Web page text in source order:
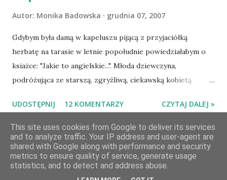
Autor: Monika Badowska grudnia 07, 2007
Gdybym była damą w kapeluszu pijącą z przyjaciółką
herbatę na tarasie w letnie popołudnie powiedziałabym o
ksiażce: "Jakie to angielskie...". Młoda dziewczyna,
podróżująca ze starszą, zgryźliwą, ciekawską kobietą
de Wintera, właściciela uroczej posiadłości Manderley,
owdowiałego przed niespełna rokiem. Gdy starsza pani
choruje, Maxim zaczyna opiekować się dziewczyną, a w
dniu, w którym obie panie zamierzaja opuścić Monte Carlo,
prosi ją o rękę. Młoda pani de Winter ma kłopoty z
UDOSTĘPNIJ 12 KOMENTARZY CZYTAJ DALEJ »
Obsługiwane przez usługę Blogger
This site uses cookies from Google to deliver its services
and to analyze traffic. Your IP address and user-agent are
shared with Google along with performance and security
metrics to ensure quality of service, generate usage
statistics, and to detect and address abuse.